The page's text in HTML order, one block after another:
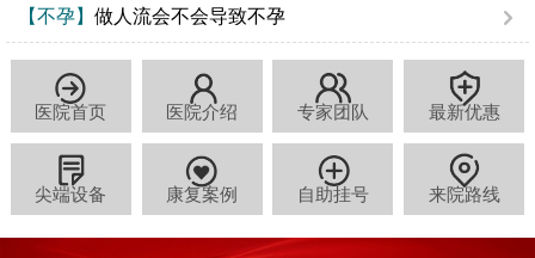
【不孕】 做人流会不会导致不孕
医院首页 医院介绍 专家团队 最新优惠
尖端设备 康复案例 自助挂号 来院路线